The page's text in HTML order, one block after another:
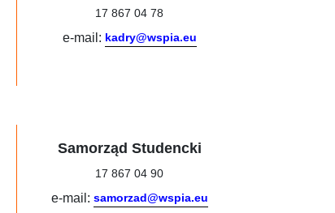
17 867 04 78
e-mail: kadry@wspia.eu
Samorząd Studencki
17 867 04 90
e-mail: samorzad@wspia.eu